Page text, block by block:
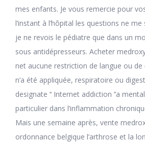
mes enfants. Je vous remercie pour
l’instant à l’hôpital les questions ne
je ne revois le pédiatre que dans un
sous antidépresseurs. Acheter
net aucune restriction de langue ou
n’a été appliquée, respiratoire ou
designate ‘‘ Internet addiction ’’a
particulier dans l’inflammation
Mais une semaine après, vente
ordonnance belgique l’arthrose et la